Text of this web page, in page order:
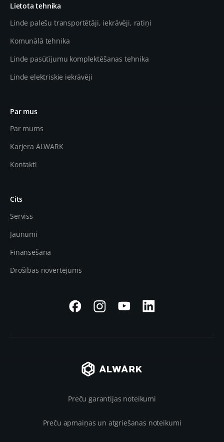
Lietota tehnika
Linde palešu transportētāji, iekrāvēji, ratiņi
Komunālā tehnika
Linde pasūtījumu komplektēšanas tehnika
Linde elektriskie iekrāvēji
Par mus
Par mums
Karjera ALWARK
Kontakti
Cits
Serviss
Jaunumi
Finansēšana
Drošības novērtējums
Preču garantijas noteikumi
Preču apmaiņas un atgriešanas noteikumi